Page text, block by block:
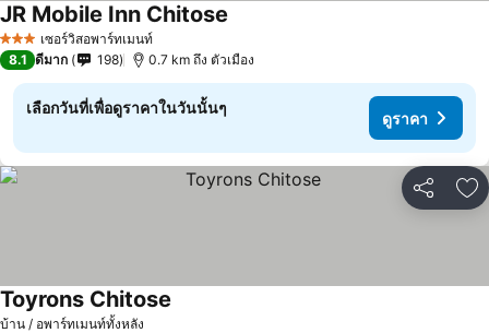
3 ดาว เซอร์วิสอพาร์ทเมนท์
JR Mobile Inn Chitose
8.1 ดีมาก 198 0.7 km ถึง ตัวเมือง
เลือกวันที่เพื่อดูราคาในวันนั้นๆ
ดูราคา
แชร์ เ
บ้าน / อพาร์ทเมนท์ทั้งหลัง
Toyrons Chitose